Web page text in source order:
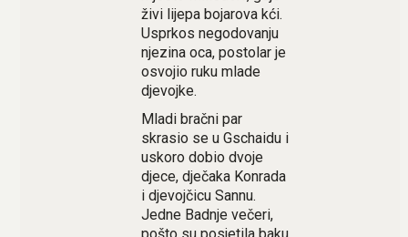
živi lijepa bojarova kći.
Usprkos negodovanju
njezina oca, postolar je
osvojio ruku mlade
djevojke.
Mladi bračni par
skrasio se u Gschaidu i
uskoro dobio dvoje
djece, dječaka Konrada
i djevojčicu Sannu.
Jedne Badnje večeri,
pošto su posjetila baku